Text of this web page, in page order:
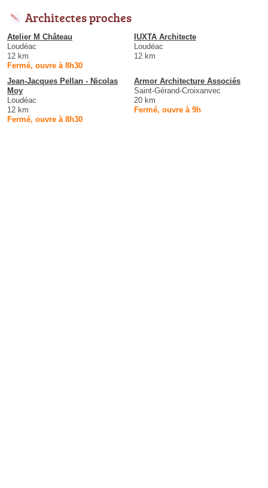
Architectes proches
Atelier M Château
Loudéac
12 km
Fermé, ouvre à 8h30
IUXTA Architecte
Loudéac
12 km
Jean-Jacques Pellan - Nicolas
Moy
Loudéac
12 km
Fermé, ouvre à 8h30
Armor Architecture Associés
Saint-Gérand-Croixanvec
20 km
Fermé, ouvre à 9h